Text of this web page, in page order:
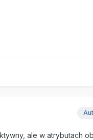
ale w atrybutach